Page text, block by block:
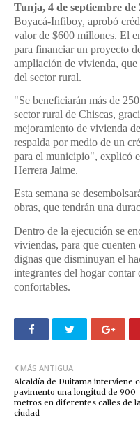
Tunja, 4 de septiembre de
Boyacá-Infiboy, aprobó
valor de $600 millones. El
para financiar un proyecto
ampliación de vivienda,
del sector rural.
"Se beneficiarán más de
sector rural de Chiscas,
mejoramiento de vivienda
respalda por medio de un
para el municipio", explicó
Herrera Jaime.
Esta semana se
obras, que tendrán una
Dentro de la ejecución se
viviendas, para que
dignas que disminuyan el
integrantes del hogar contar
confortables.
MÁS ANTIGUA
Alcaldía de Duitama interviene
pavimento una longitud de 900
metros en diferentes calles de
ciudad